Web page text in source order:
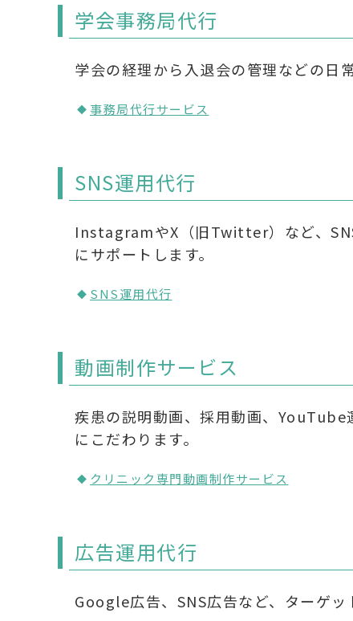
学会事務局代行
学会の経理から入退会の管理などの日
事務局代行サービス
SNS運用代行
InstagramやX（旧Twitter）など、
にサポートします。
SNS運用代行
動画制作サービス
疾患の説明動画、採用動画、YouTube
にこだわります。
クリニック専門動画制作サービス
広告運用代行
Google広告、SNS広告など、ターゲッ